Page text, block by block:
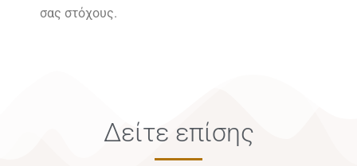
σας στόχους.
Δείτε επίσης